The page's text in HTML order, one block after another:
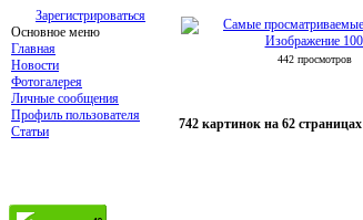
Зарегистрироваться
Основное меню
Главная
Новости
Фотогалерея
Личные сообщения
Профиль пользователя
Статьи
442 просмотров
742 картинок на 62 страницах